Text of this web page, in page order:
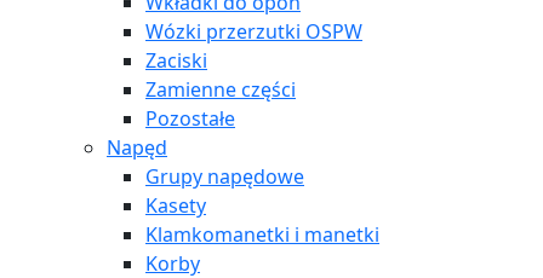
Wózki przerzutki OSPW
Zaciski
Zamienne części
Pozostałe
Napęd
Grupy napędowe
Kasety
Klamkomanetki i manetki
Korby